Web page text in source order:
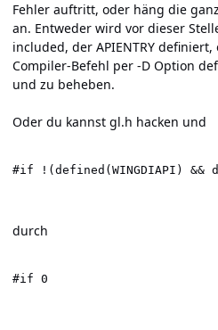
Fehler auftritt, oder häng die
an. Entweder wird vor dieser
included, der APIENTRY definiert,
Compiler-Befehl per -D Option
und zu beheben.
Oder du kannst gl.h hacken und
#if !(defined(WINGDIAPI) &&
durch
#if 0